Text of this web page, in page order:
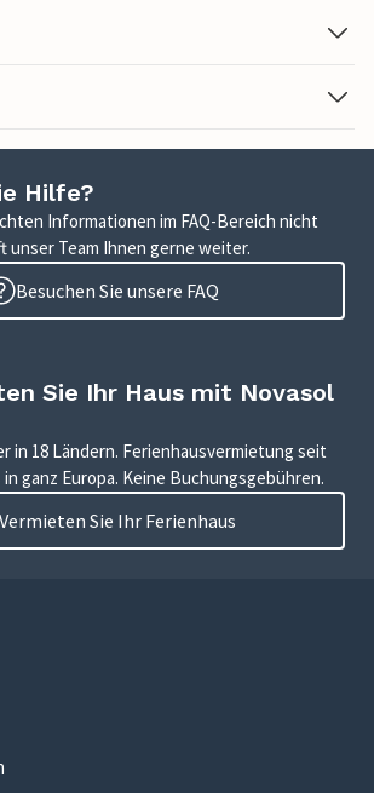
Hilfe?
Informationen im FAQ-Bereich nicht
unser Team Ihnen gerne weiter.
Besuchen Sie unsere FAQ
Sie Ihr Haus mit Novasol
in 18 Ländern. Ferienhausvermietung seit
in ganz Europa. Keine Buchungsgebühren.
Vermieten Sie Ihr Ferienhaus